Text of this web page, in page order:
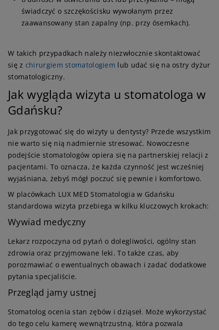
świadczyć o szczękościsku wywołanym przez
zaawansowany stan zapalny (np. przy ósemkach).
W takich przypadkach należy niezwłocznie skontaktować
się z chirurgiem stomatologiem lub udać się na ostry dyżur
stomatologiczny.
Jak wygląda wizyta u stomatologa w
Gdańsku?
Jak przygotować się do wizyty u dentysty? Przede wszystkim
nie warto się nią nadmiernie stresować. Nowoczesne
podejście stomatologów opiera się na partnerskiej relacji z
pacjentami. To oznacza, że każda czynność jest wcześniej
wyjaśniana, żebyś mógł poczuć się pewnie i komfortowo.
W placówkach LUX MED Stomatologia w Gdańsku
standardowa wizyta przebiega w kilku kluczowych krokach:
Wywiad medyczny
Lekarz rozpoczyna od pytań o dolegliwości, ogólny stan
zdrowia oraz przyjmowane leki. To także czas, aby
porozmawiać o ewentualnych obawach i zadać dodatkowe
pytania specjaliście.
Przegląd jamy ustnej
Stomatolog ocenia stan zębów i dziąseł. Może wykorzystać
do tego celu kamerę wewnątrzustną, która pozwala